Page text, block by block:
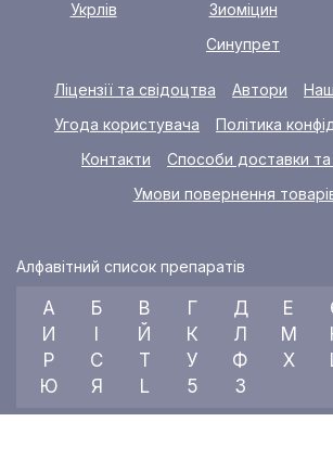
Укрлів
Зиоміцин
Синупрет
Ліцензії та свідоцтва Автори
Угода користувача
Політика
Контакти
Способи доставки та
Умови повернення
Алфавітний список препаратів
А Б В Г Д Е
И
Й К Л М
Р
С Т У Ф Х
Ю
Я L 5 3